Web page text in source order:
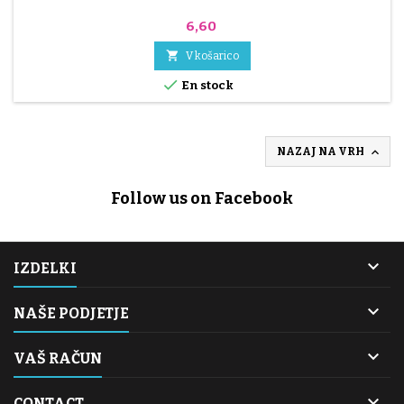
Cena
6,60
 V košarico
 En stock
NAZAJ NA VRH 
Follow us on Facebook
IZDELKI 
NAŠE PODJETJE 
VAŠ RAČUN 